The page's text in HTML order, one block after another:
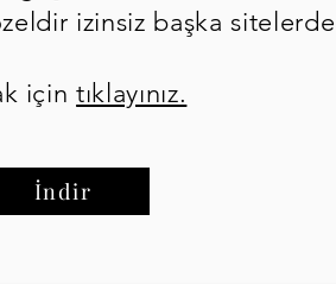
izinsiz başka sitelerde
içintıklayınız.
İndir